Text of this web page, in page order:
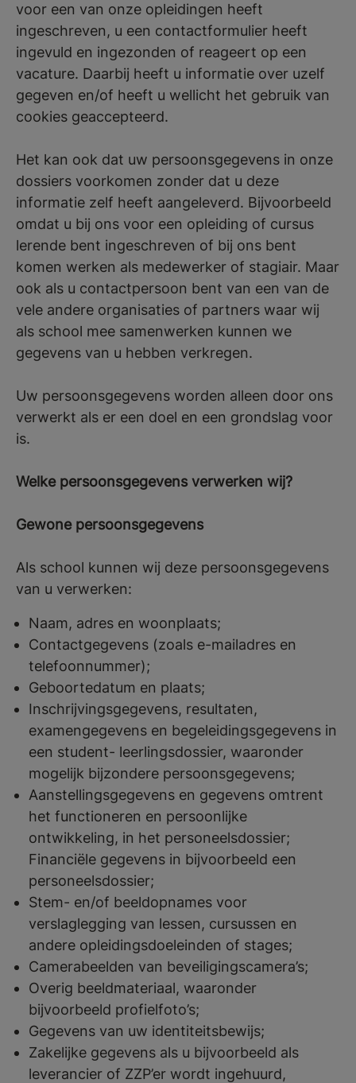
voor een van onze opleidingen heeft
ingeschreven, u een contactformulier heeft
ingevuld en ingezonden of reageert op een
vacature. Daarbij heeft u informatie over uzelf
gegeven en/of heeft u wellicht het gebruik van
cookies geaccepteerd.
Het kan ook dat uw persoonsgegevens in onze
dossiers voorkomen zonder dat u deze
informatie zelf heeft aangeleverd. Bijvoorbeeld
omdat u bij ons voor een opleiding of cursus
lerende bent ingeschreven of bij ons bent
komen werken als medewerker of stagiair. Maar
ook als u contactpersoon bent van een van de
vele andere organisaties of partners waar wij
als school mee samenwerken kunnen we
gegevens van u hebben verkregen.
Uw persoonsgegevens worden alleen door ons
verwerkt als er een doel en een grondslag voor
is.
Welke persoonsgegevens verwerken wij?
Gewone persoonsgegevens
Als school kunnen wij deze persoonsgegevens
van u verwerken:
Naam, adres en woonplaats;
Contactgegevens (zoals e-mailadres en
telefoonnummer);
Geboortedatum en plaats;
Inschrijvingsgegevens, resultaten,
examengegevens en begeleidingsgegevens in
een student- leerlingsdossier, waaronder
mogelijk bijzondere persoonsgegevens;
Aanstellingsgegevens en gegevens omtrent
het functioneren en persoonlijke
ontwikkeling, in het personeelsdossier;
Financiële gegevens in bijvoorbeeld een
personeelsdossier;
Stem- en/of beeldopnames voor
verslaglegging van lessen, cursussen en
andere opleidingsdoeleinden of stages;
Camerabeelden van beveiligingscamera’s;
Overig beeldmateriaal, waaronder
bijvoorbeeld profielfoto’s;
Gegevens van uw identiteitsbewijs;
Zakelijke gegevens als u bijvoorbeeld als
leverancier of ZZP’er wordt ingehuurd,